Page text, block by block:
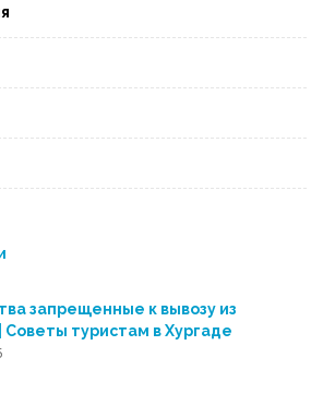
запрещенные к вывозу из
Советы туристам в Хургаде